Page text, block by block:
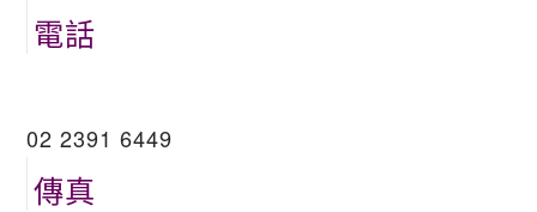
電話
02 2391 6449
傳真